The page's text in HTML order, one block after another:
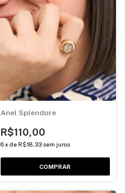
Anel Splendore
R$110,00
6 x de R$18,33 sem juros
COMPRAR